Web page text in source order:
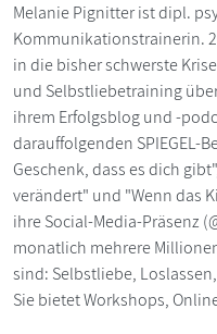
Melanie Pignitter ist dipl.
Kommunikationstrainerin.
in die bisher schwerste
und Selbstliebetraining
ihrem Erfolgsblog und -
darauffolgenden SPIEGEL-
Geschenk, dass es dich
verändert" und "Wenn das
ihre Social-Media-Präsenz
monatlich mehrere
sind: Selbstliebe,
Sie bietet Workshops,